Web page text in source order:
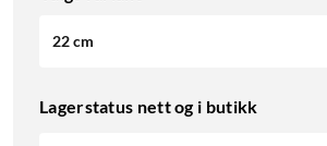
22 cm
Lagerstatus nett og i butikk